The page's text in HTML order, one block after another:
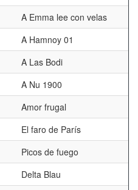
A Emma lee con velas
A Hamnoy 01
A Las Bodi
A Nu 1900
Amor frugal
El faro de París
Picos de fuego
Delta Blau